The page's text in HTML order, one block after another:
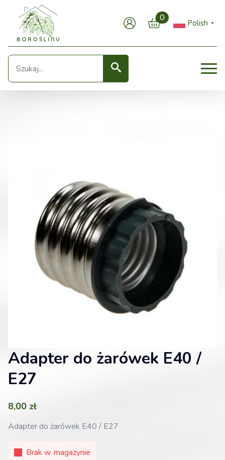
0
Polish ▼
Seearch
Adapter do żarówek E40 /
E27
8,00 zł
Adapter do żarówek E40 / E27
Brak w magazynie